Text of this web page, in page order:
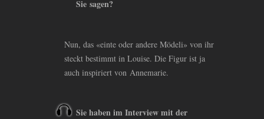
Sie sagen?
Nun, das «einte oder andere Mödeli» von ihr
steckt bestimmt in Louise. Die Figur ist ja
auch inspiriert von Annemarie.
Sie haben im Interview mit der